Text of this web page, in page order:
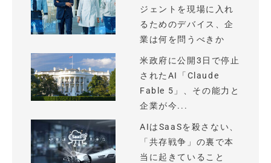
ジェントを現場に入れ
るためのデバイス、企
業は何を問うべきか
米政府に公開3日で停止
されたAI「Claude
Fable 5」、その能力と
企業が今...
AIはSaaSを殺さない、
「共存戦争」の裏で本
当に起きていること